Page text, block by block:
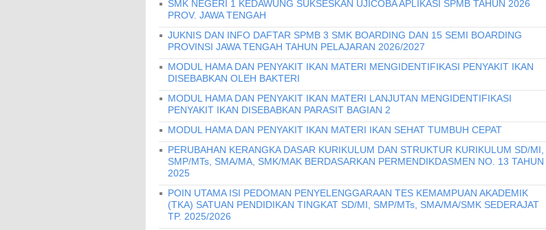
SMK NEGERI 1 KEDAWUNG SUKSESKAN UJICOBA APLIKASI SPMB TAHUN 2026
PROV. JAWA TENGAH
JUKNIS DAN INFO DAFTAR SPMB 3 SMK BOARDING DAN 15 SEMI BOARDING
PROVINSI JAWA TENGAH TAHUN PELAJARAN 2026/2027
MODUL HAMA DAN PENYAKIT IKAN MATERI MENGIDENTIFIKASI PENYAKIT IKAN
DISEBABKAN OLEH BAKTERI
MODUL HAMA DAN PENYAKIT IKAN MATERI LANJUTAN MENGIDENTIFIKASI
PENYAKIT IKAN DISEBABKAN PARASIT BAGIAN 2
MODUL HAMA DAN PENYAKIT IKAN MATERI IKAN SEHAT TUMBUH CEPAT
PERUBAHAN KERANGKA DASAR KURIKULUM DAN STRUKTUR KURIKULUM SD/MI,
SMP/MTs, SMA/MA, SMK/MAK BERDASARKAN PERMENDIKDASMEN NO. 13 TAHUN
2025
POIN UTAMA ISI PEDOMAN PENYELENGGARAAN TES KEMAMPUAN AKADEMIK
(TKA) SATUAN PENDIDIKAN TINGKAT SD/MI, SMP/MTs, SMA/MA/SMK SEDERAJAT
TP. 2025/2026